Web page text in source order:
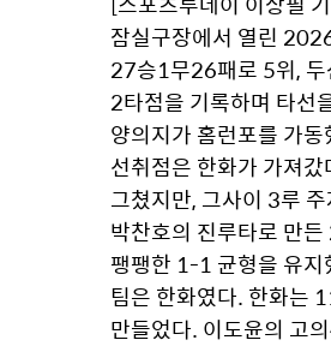
잠실구장에서 열린
27승1무26패로 5위,
2타점을 기록하며 타선
양의지가 홈런포를 가
선취점은 한화가 가져
그쳤지만, 그사이 3루
박찬호의 진루타로 만
팽팽한 1-1 균형을 유지
팀은 한화였다. 한화는
만들었다. 이도윤의 고